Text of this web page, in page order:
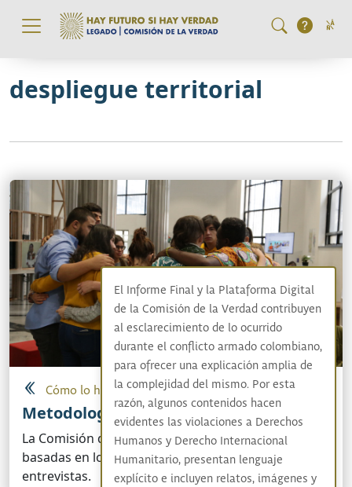
Pasar al contenido principal
despliegue territorial
Cómo lo hicimos
Metodologías diferenciales
La Comisión desarrolló metodologías diferenciales
basadas en los enfoques, para llevar acabo las
entrevistas.
El Informe Final y la Plataforma Digital
de la Comisión de la Verdad contribuyen
al esclarecimiento de lo ocurrido
durante el conflicto armado colombiano,
para ofrecer una explicación amplia de
la complejidad del mismo. Por esta
razón, algunos contenidos hacen
evidentes las violaciones a Derechos
Humanos y Derecho Internacional
Humanitario, presentan lenguaje
explícito e incluyen relatos, imágenes y